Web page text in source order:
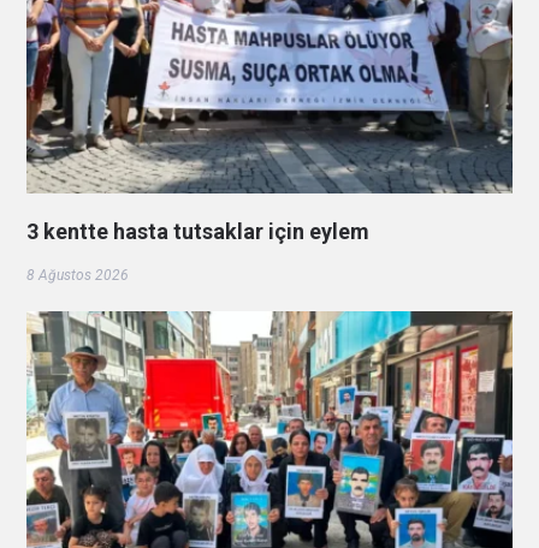
3 kentte hasta tutsaklar için eylem
8 Ağustos 2026